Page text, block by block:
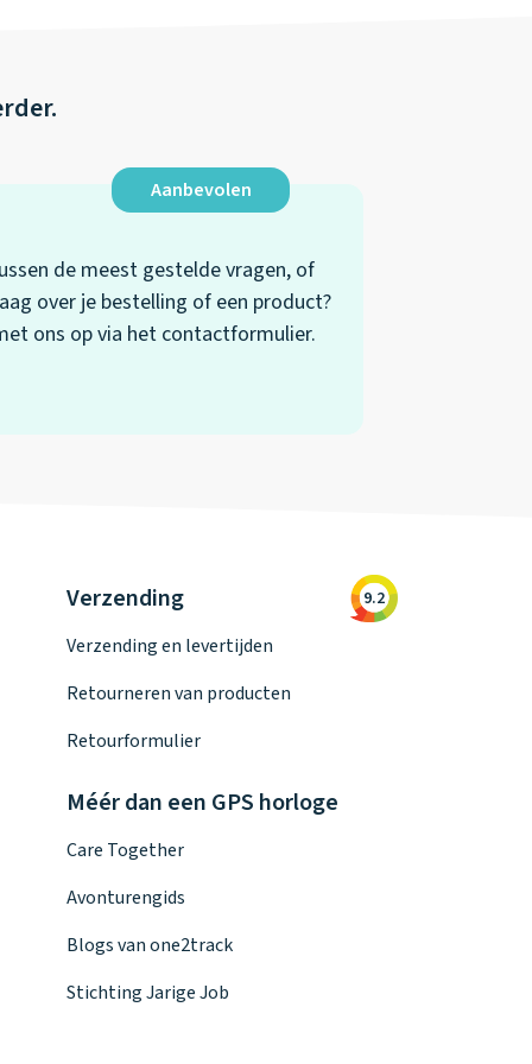
Aanbevolen
de meest gestelde vragen, of
over je bestelling of een product?
ons op via het contactformulier.
Verzending
Verzending en levertijden
Retourneren van producten
Retourformulier
Méér dan een GPS horloge
Care Together
Avonturengids
Blogs van one2track
Stichting Jarige Job
9.2